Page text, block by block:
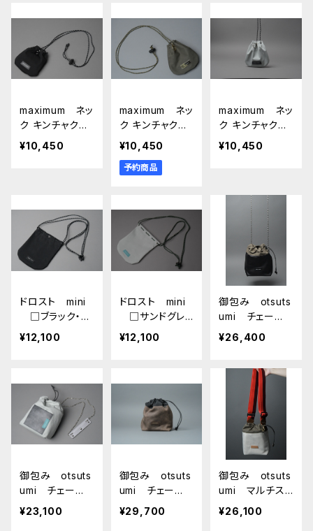
maximum ネッ
ク キンチャク
□ブラック・ブラ
ック□
¥10,450
maximum ネッ
ク キンチャク
□オリーブ・ゴー
ルド□
¥10,450
予約商品
maximum ネッ
ク キンチャク
□サンドグレー・
ロロ ブラック
¥10,450
ドロスト mini
□ブラック・ブ
ラック□
¥12,100
ドロスト mini
□サンドグレ
ー・ターコイズ□
¥12,100
御包み otsuts
umi チェー
ン リバーシブ
ルバッグ □ブ
¥26,400
御包み otsuts
umi チェー
ン □ワタカー
キ・サンドグレー
¥23,100
御包み otsuts
umi チェー
ン □KUDUス
トーン・ブラック
¥29,700
御包み otsuts
umi マルチスト
ラップ □キナ
リ・オリーブ／ボ
¥26,100